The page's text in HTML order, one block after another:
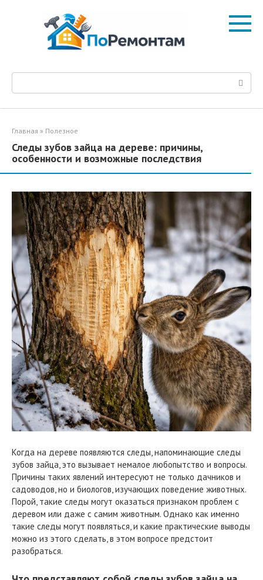
Поиск:
Главная » Полезное
Следы зубов зайца на дереве: причины,
особенности и возможные последствия
Когда на дереве появляются следы, напоминающие следы
зубов зайца, это вызывает немалое любопытство и вопросы.
Причины таких явлений интересуют не только дачников и
садоводов, но и биологов, изучающих поведение животных.
Порой, такие следы могут оказаться признаком проблем с
деревом или даже с самим животным. Однако как именно
такие следы могут появляться, и какие практические выводы
можно из этого сделать, в этом вопросе предстоит
разобраться.